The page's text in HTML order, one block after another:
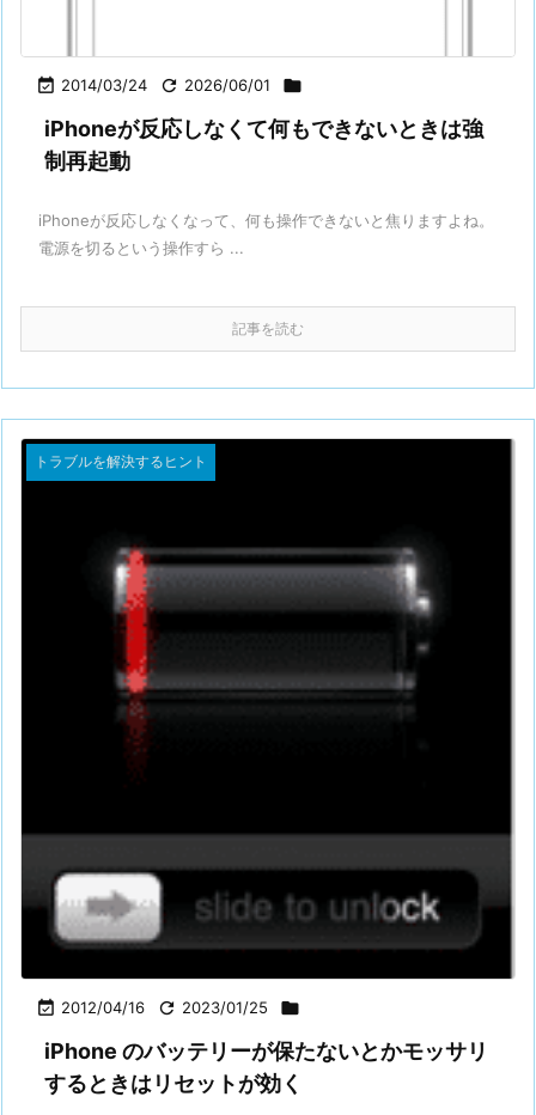
 2014/03/24  2026/06/01 
iPhoneが反応しなくて何もできないときは強
制再起動
iPhoneが反応しなくなって、何も操作できないと焦りますよね。
電源を切るという操作すら ...
記事を読む
 2012/04/16  2023/01/25 
トラブルを解決するヒント
iPhone のバッテリーが保たないとかモッサリ
するときはリセットが効く